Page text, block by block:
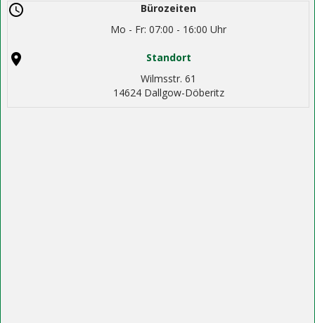
Bürozeiten
Mo - Fr: 07:00 - 16:00 Uhr
Standort
Wilmsstr. 61
14624 Dallgow-Döberitz